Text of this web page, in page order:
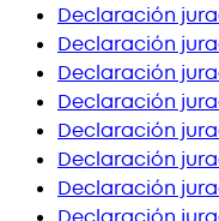
Declaración
Declaración
Declaración
Declaración
Declaración
Declaración
Declaración